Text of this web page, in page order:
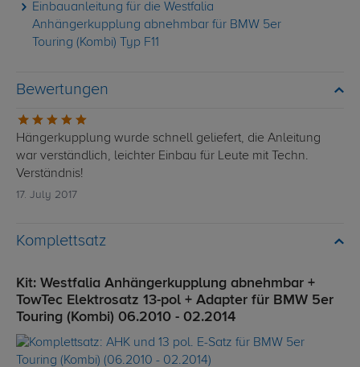
Einbauanleitung für die Westfalia
Anhängerkupplung abnehmbar für BMW 5er
Touring (Kombi) Typ F11
Bewertungen
Hängerkupplung wurde schnell geliefert, die Anleitung
war verständlich, leichter Einbau für Leute mit Techn.
Verständnis!
17. July 2017
Komplettsatz
Kit: Westfalia Anhängerkupplung abnehmbar +
TowTec Elektrosatz 13-pol + Adapter für BMW 5er
Touring (Kombi) 06.2010 - 02.2014